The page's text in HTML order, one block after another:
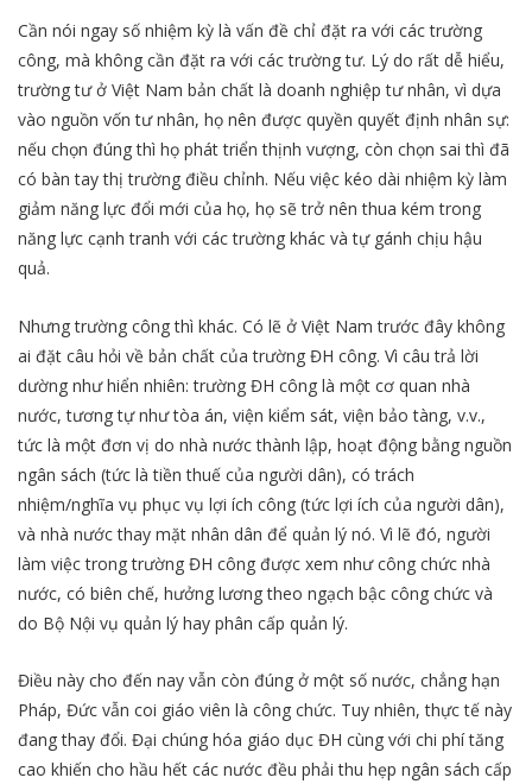
Cần nói ngay số nhiệm kỳ là vấn đề chỉ đặt ra với các trường
công, mà không cần đặt ra với các trường tư. Lý do rất dễ hiểu,
trường tư ở Việt Nam bản chất là doanh nghiệp tư nhân, vì dựa
vào nguồn vốn tư nhân, họ nên được quyền quyết định nhân sự:
nếu chọn đúng thì họ phát triển thịnh vượng, còn chọn sai thì đã
có bàn tay thị trường điều chỉnh. Nếu việc kéo dài nhiệm kỳ làm
giảm năng lực đổi mới của họ, họ sẽ trở nên thua kém trong
năng lực cạnh tranh với các trường khác và tự gánh chịu hậu
quả.
Nhưng trường công thì khác. Có lẽ ở Việt Nam trước đây không
ai đặt câu hỏi về bản chất của trường ĐH công. Vì câu trả lời
dường như hiển nhiên: trường ĐH công là một cơ quan nhà
nước, tương tự như tòa án, viện kiểm sát, viện bảo tàng, v.v.,
tức là một đơn vị do nhà nước thành lập, hoạt động bằng nguồn
ngân sách (tức là tiền thuế của người dân), có trách
nhiệm/nghĩa vụ phục vụ lợi ích công (tức lợi ích của người dân),
và nhà nước thay mặt nhân dân để quản lý nó. Vì lẽ đó, người
làm việc trong trường ĐH công được xem như công chức nhà
nước, có biên chế, hưởng lương theo ngạch bậc công chức và
do Bộ Nội vụ quản lý hay phân cấp quản lý.
Điều này cho đến nay vẫn còn đúng ở một số nước, chẳng hạn
Pháp, Đức vẫn coi giáo viên là công chức. Tuy nhiên, thực tế này
đang thay đổi. Đại chúng hóa giáo dục ĐH cùng với chi phí tăng
cao khiến cho hầu hết các nước đều phải thu hẹp ngân sách cấp